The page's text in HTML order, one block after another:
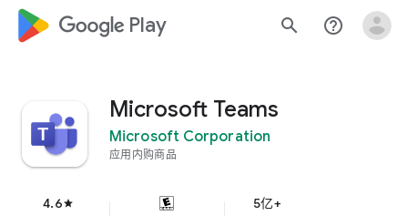
google_logo Play search help_outline
Microsoft Teams
Microsoft Corporation
应用内购商品
4.6star 5亿+